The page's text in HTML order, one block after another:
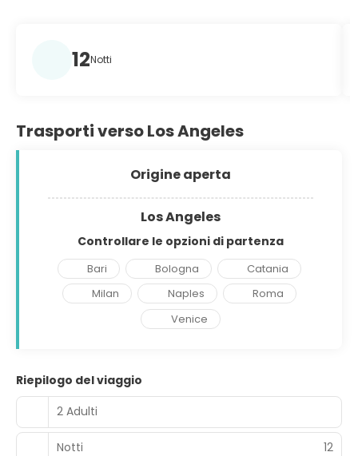
12Notti
Trasporti verso Los Angeles
Origine aperta
Los Angeles
Controllare le opzioni di partenza
Bari Bologna
Catania
Milan
Naples
Roma
Venice
Riepilogo del viaggio
2 Adulti
Notti 12